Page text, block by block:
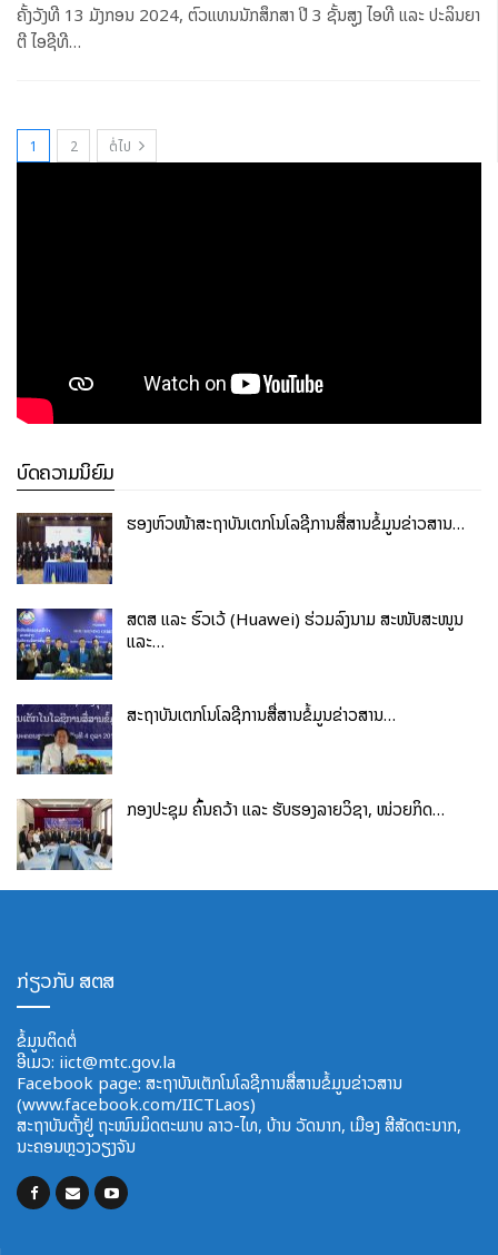
ຄັ້ງວັງທີ 13 ມັງກອນ 2024, ຕົວແທນນັກສຶກສາ ປີ 3 ຊັ້ນສູງ ໄອທີ ແລະ ປະລິນຍາ
ຕີ ໄອຊີທີ…
1 2 ຕໍ່ໄປ
ບົດຄວາມນິຍົມ
ຮອງຫົວໜ້າສະຖາບັນເຕັກໂນໂລຊີການສື່ສານຂໍ້ມູນຂ່າວສານ…
ສຕສ ແລະ ຮົວເວ້ (Huawei) ຮ່ວມລົງນາມ ສະໜັບສະໜູນ
ແລະ…
ສະຖາບັນເຕັກໂນໂລຊີການສື່ສານຂໍ້ມູນຂ່າວສານ…
ກອງປະຊຸມ ຄົ້ນຄວ້າ ແລະ ຮັບຮອງລາຍວິຊາ, ໜ່ວຍກິດ…
ກ່ຽວກັບ ສຕສ
ຂໍ້ມູນຕິດຕໍ່
ອີ​ເມວ: iict@mtc.gov.la
Facebook page: ສະຖາບັນເຕັກໂນໂລຊີການສື່ສານຂໍ້ມູນຂ່າວສານ
(www.facebook.com/IICTLaos)
ສະ​ຖາ​ບັນ​ຕັ້ງຢູ່ ຖະໜົນມິດຕະພາບ​ ລາວ​-ໄທ, ບ້ານ ວັດ​ນາກ, ​ເມືອງ ສີ​ສັດຕະ​ນາກ,
ນະຄອນຫຼວງວຽງຈັນ